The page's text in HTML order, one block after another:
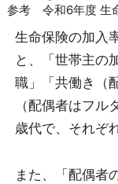
参考 令和6年度 生
生命保険の加入
と、「世帯主の
職」「共働き（
（配偶者はフ
歳代で、それぞ
また、「配偶者